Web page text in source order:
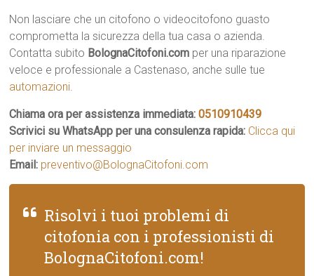
Non lasciare che un citofono o videocitofono guasto
comprometta la sicurezza della tua casa o azienda.
Contatta subito BolognaCitofoni.com per una riparazione
veloce e professionale a Castenaso, anche sulle tue
automazioni.
Chiama ora per assistenza immediata:0510910439
Scrivici su WhatsApp per una consulenza rapida: Clicca qui
per inviare un messaggio
Email: preventivo@BolognaCitofoni.com
Risolvi i tuoi problemi di
citofonia con i professionisti di
BolognaCitofoni.com!